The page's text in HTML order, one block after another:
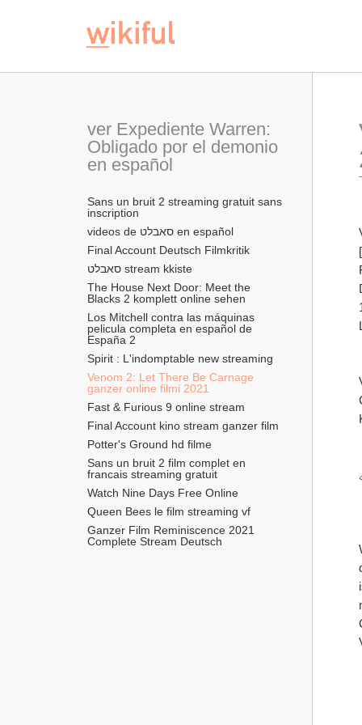
ver Expediente Warren:
Obligado por el demonio
en español
Sans un bruit 2 streaming gratuit sans
inscription
videos de סאבלט en español
Final Account Deutsch Filmkritik
סאבלט stream kkiste
The House Next Door: Meet the
Blacks 2 komplett online sehen
Los Mitchell contra las máquinas
pelicula completa en español de
España 2
Spirit : L'indomptable new streaming
Venom 2: Let There Be Carnage
ganzer online filmi 2021
Fast & Furious 9 online stream
Final Account kino stream ganzer film
Potter's Ground hd filme
Sans un bruit 2 film complet en
francais streaming gratuit
Watch Nine Days Free Online
Queen Bees le film streaming vf
Ganzer Film Reminiscence 2021
Complete Stream Deutsch